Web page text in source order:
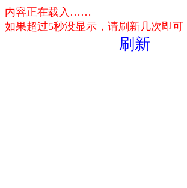
内容正在载入……
如果超过5秒没显示，请刷新几次即可
刷新